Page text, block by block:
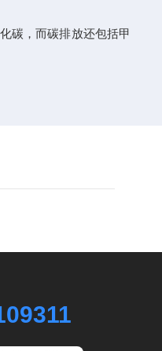
碳，而碳排放还包括甲